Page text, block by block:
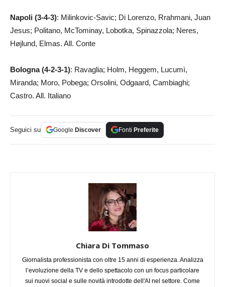
Napoli (3-4-3): Milinkovic-Savic; Di Lorenzo, Rrahmani, Juan
Jesus; Politano, McTominay, Lobotka, Spinazzola; Neres,
Højlund, Elmas. All. Conte
Bologna (4-2-3-1): Ravaglia; Holm, Heggem, Lucumì,
Miranda; Moro, Pobega; Orsolini, Odgaard, Cambiaghi;
Castro. All. Italiano
Seguici su Google Discover Fonti Preferite
Chiara Di Tommaso
Giornalista professionista con oltre 15 anni di esperienza. Analizza
l’evoluzione della TV e dello spettacolo con un focus particolare
sui nuovi social e sulle novità introdotte dell'AI nel settore. Come